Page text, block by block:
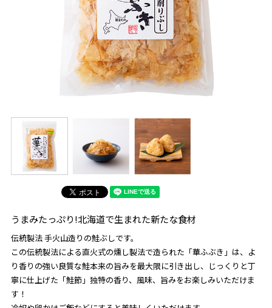
うまみたっぷり!北海道で生まれた新たな食材
伝統製法 手火山造りの鮭ぶしです。
この伝統製法による直火式の燻し製法で造られた「華ふぶき」は、よ
り香りの強い良質な鮭本来の旨みを最大限に引き出し、じっくりと丁
寧に仕上げた「鮭節」独特の香り、風味、旨みをお楽しみいただけま
す！